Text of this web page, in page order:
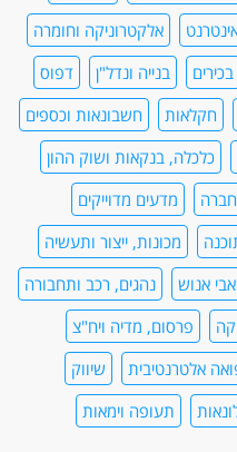
אלקטרוניקה וחומרה
בכירים בנייה ונדל"ן
דפוס
חקלאות
חשבונאות וכספים
כלכלה, בנקאות ושוק ההון
מדעים מדוייקים
מכונות, ייצור ותעשיה
אנוש
נהגים, רכב ותחבורה
פרסום, מדיה ויח"צ
אלטרנטיבית
שיווק
תעופה וימאות